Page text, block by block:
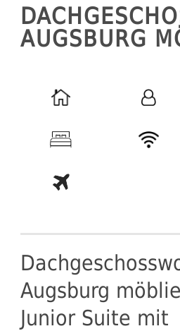
AUGSBURG
Augsburg
Junior Suite mit